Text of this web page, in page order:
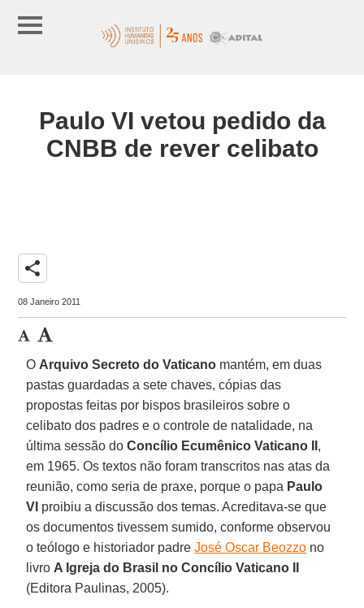
Paulo VI vetou pedido da
CNBB de rever celibato
share
08 Janeiro 2011
O Arquivo Secreto do Vaticano mantém, em duas
pastas guardadas a sete chaves, cópias das
propostas feitas por bispos brasileiros sobre o
celibato dos padres e o controle de natalidade, na
última sessão doConcílio Ecumênico Vaticano II ,
em 1965. Os textos não foram transcritos nas atas da
reunião, como seria de praxe, porque o papa Paulo
VI proibiu a discussão dos temas. Acreditava-se que
os documentos tivessem sumido, conforme observou
o teólogo e historiador padreJosé Oscar Beozzo no
livro A Igreja do Brasil no Concílio Vaticano II
(Editora Paulinas, 2005).